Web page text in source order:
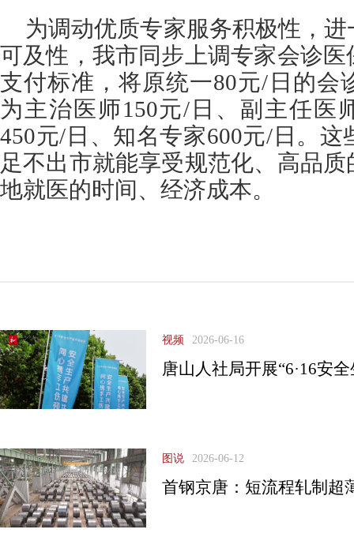
为调动优质专家服务积极性，
可及性，我市同步上调专家会诊
支付标准，将原统一80元/日的会
为主治医师150元/日、副主任医
450元/日、知名专家600元/日。
足不出市就能享受规范化、高品
地就医的时间、经济成本。
视频 2026-06-16
唐山人社局开展“6·16安
图说 2026-06-12
首钢京唐：短流程轧制超